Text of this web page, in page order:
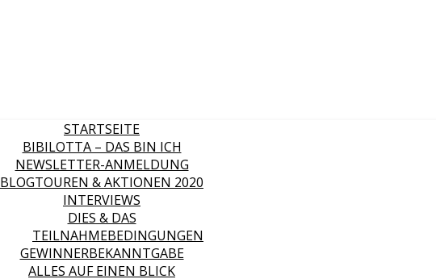
STARTSEITE
BIBILOTTA – DAS BIN ICH
NEWSLETTER-ANMELDUNG
BLOGTOUREN & AKTIONEN 2020
INTERVIEWS
DIES & DAS
TEILNAHMEBEDINGUNGEN
GEWINNERBEKANNTGABE
ALLES AUF EINEN BLICK